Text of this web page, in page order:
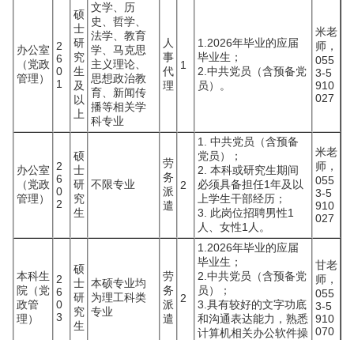
办公室
（党政
管理）
2
6
0
1
硕
士
研
究
生
及
以
上
文学、历
史、哲学、
法学、教育
学、马克思
主义理论、
思想政治教
育、新闻传
播等相关学
科专业
人
事
代
理
1
1.2026年毕业的应届
毕业生；
2.中共党员（含预备党
员）。
米老
师，
055
3-5
910
027
办公室
（党政
管理）
2
6
0
2
硕
士
研
究
生
不限专业
劳
务
派
遣
2
1. 中共党员（含预备
党员）；
2. 本科或研究生期间
必须具备担任1年及以
上学生干部经历；
3. 此岗位招聘男性1
人、女性1人。
米老
师，
055
3-5
910
027
本科生
院（党
政管
理）
2
6
0
3
硕
士
研
究
生
本硕专业均
为理工科类
专业
劳
务
派
遣
2
1.2026年毕业的应届
毕业生；
2.中共党员（含预备党
员）；
3.具有较好的文字功底
和沟通表达能力，熟悉
计算机相关办公软件操
甘老
师，
055
3-5
910
070